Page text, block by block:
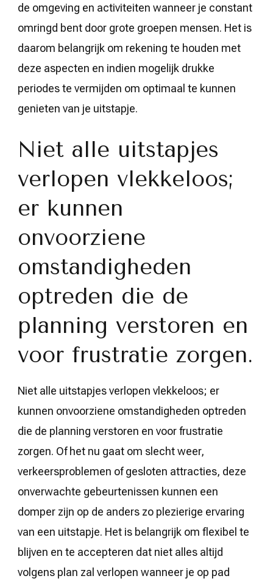
de omgeving en activiteiten wanneer je constant
omringd bent door grote groepen mensen. Het is
daarom belangrijk om rekening te houden met
deze aspecten en indien mogelijk drukke
periodes te vermijden om optimaal te kunnen
genieten van je uitstapje.
Niet alle uitstapjes
verlopen vlekkeloos;
er kunnen
onvoorziene
omstandigheden
optreden die de
planning verstoren en
voor frustratie zorgen.
Niet alle uitstapjes verlopen vlekkeloos; er
kunnen onvoorziene omstandigheden optreden
die de planning verstoren en voor frustratie
zorgen. Of het nu gaat om slecht weer,
verkeersproblemen of gesloten attracties, deze
onverwachte gebeurtenissen kunnen een
domper zijn op de anders zo plezierige ervaring
van een uitstapje. Het is belangrijk om flexibel te
blijven en te accepteren dat niet alles altijd
volgens plan zal verlopen wanneer je op pad